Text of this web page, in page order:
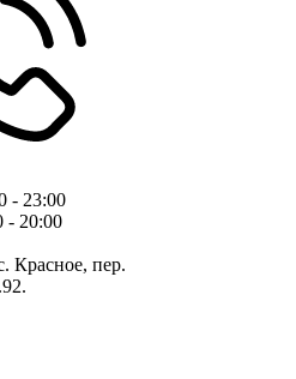
- 23:00
- 20:00
Красное, пер.